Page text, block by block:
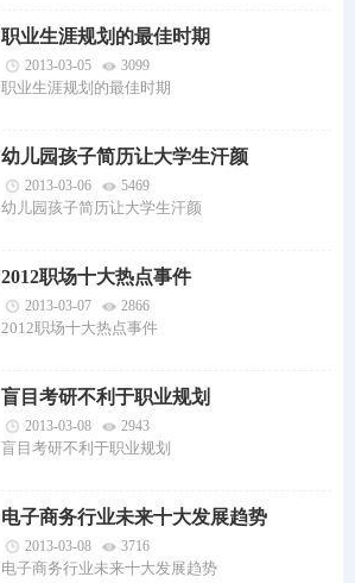
职业生涯规划的最佳时期
2013-03-05 3099
职业生涯规划的最佳时期
幼儿园孩子简历让大学生汗颜
2013-03-06 5469
幼儿园孩子简历让大学生汗颜
2012职场十大热点事件
2013-03-07 2866
2012职场十大热点事件
盲目考研不利于职业规划
2013-03-08 2943
盲目考研不利于职业规划
电子商务行业未来十大发展趋势
2013-03-08 3716
电子商务行业未来十大发展趋势